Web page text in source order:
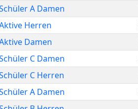
A Damen
Herren
Damen
C Damen
C Herren
A Damen